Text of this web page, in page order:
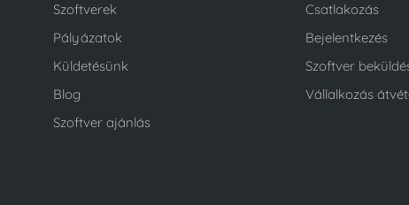
Szoftverek
Pályázatok
Küldetésünk
Blog
Szoftver ajánlás
Csatlakozás
Bejelentkezés
Szoftver
Vállalkozás